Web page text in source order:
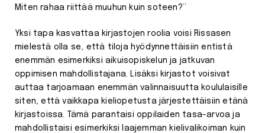
Miten rahaa riittää muuhun kuin soteen?”
Yksi tapa kasvattaa kirjastojen roolia voisi Rissasen
mielestä olla se, että tiloja hyödynnettäisiin entistä
enemmän esimerkiksi aikuisopiskelun ja jatkuvan
oppimisen mahdollistajana. Lisäksi kirjastot voisivat
auttaa tarjoamaan enemmän valinnaisuutta koululaisille
siten, että vaikkapa kieliopetusta järjestettäisiin etänä
kirjastoissa. Tämä parantaisi oppilaiden tasa-arvoa ja
mahdollistaisi esimerkiksi laajemman kielivalikoiman kuin